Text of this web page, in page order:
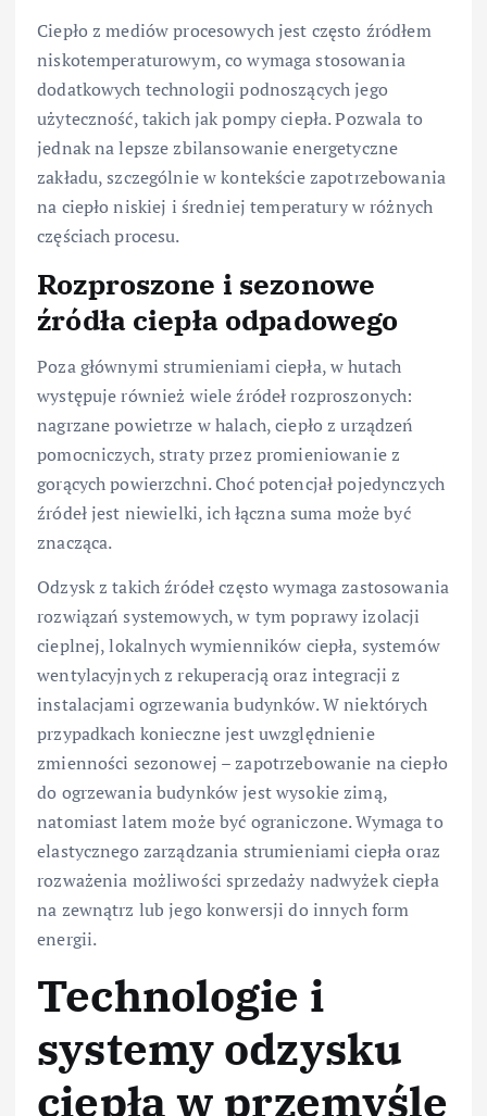
Ciepło z mediów procesowych jest często źródłem
niskotemperaturowym, co wymaga stosowania
dodatkowych technologii podnoszących jego
użyteczność, takich jak pompy ciepła. Pozwala to
jednak na lepsze zbilansowanie energetyczne
zakładu, szczególnie w kontekście zapotrzebowania
na ciepło niskiej i średniej temperatury w różnych
częściach procesu.
Rozproszone i sezonowe
źródła ciepła odpadowego
Poza głównymi strumieniami ciepła, w hutach
występuje również wiele źródeł rozproszonych:
nagrzane powietrze w halach, ciepło z urządzeń
pomocniczych, straty przez promieniowanie z
gorących powierzchni. Choć potencjał pojedynczych
źródeł jest niewielki, ich łączna suma może być
znacząca.
Odzysk z takich źródeł często wymaga zastosowania
rozwiązań systemowych, w tym poprawy izolacji
cieplnej, lokalnych wymienników ciepła, systemów
wentylacyjnych z rekuperacją oraz integracji z
instalacjami ogrzewania budynków. W niektórych
przypadkach konieczne jest uwzględnienie
zmienności sezonowej – zapotrzebowanie na ciepło
do ogrzewania budynków jest wysokie zimą,
natomiast latem może być ograniczone. Wymaga to
elastycznego zarządzania strumieniami ciepła oraz
rozważenia możliwości sprzedaży nadwyżek ciepła
na zewnątrz lub jego konwersji do innych form
energii.
Technologie i
systemy odzysku
ciepła w przemyśle